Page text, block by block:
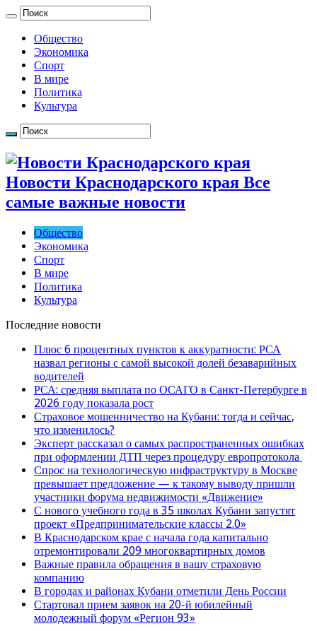
Общество
Экономика
Спорт
В мире
Политика
Культура
Новости Краснодарского края Все
самые важные новости
Общество
Экономика
Спорт
В мире
Политика
Культура
Последние новости
Плюс 6 процентных пунктов к аккуратности: РСА
назвал регионы с самой высокой долей безаварийных
водителей
РСА: средняя выплата по ОСАГО в Санкт-Петербурге в
2026 году показала рост
Страховое мошенничество на Кубани: тогда и сейчас,
что изменилось?
Эксперт рассказал о самых распространенных ошибках
при оформлении ДТП через процедуру европротокола
Спрос на технологическую инфраструктуру в Москве
превышает предложение — к такому выводу пришли
участники форума недвижимости «Движение»
С нового учебного года в 35 школах Кубани запустят
проект «Предпринимательские классы 2.0»
В Краснодарском крае с начала года капитально
отремонтировали 209 многоквартирных домов
Важные правила обращения в вашу страховую
компанию
В городах и районах Кубани отметили День России
Стартовал прием заявок на 20-й юбилейный
молодежный форум «Регион 93»